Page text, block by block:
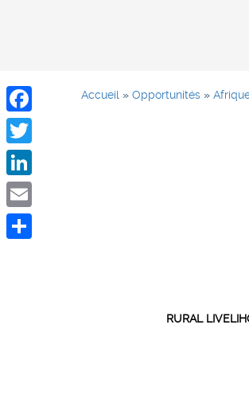
Accueil » Opportunités »
RURAL
Facebook
Twitter
LinkedIn
Email